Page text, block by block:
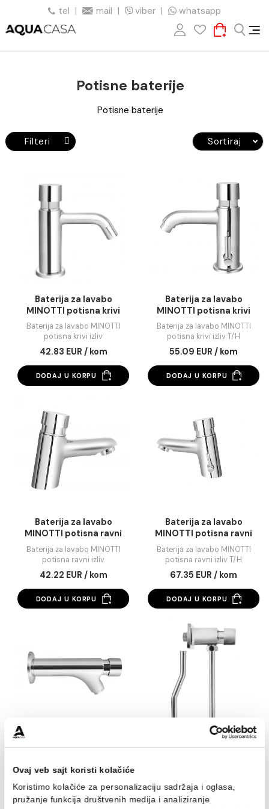
tel | mail | viber | whatsapp
Potisne baterije
Baterija za lavabo
MINOTTI potisna krivi
izliv
Baterija za lavabo MINOTTI
potisna krivi izliv
DODAJ U KORPU
Baterija za lavabo
MINOTTI potisna
izliv T/H
Baterija za lavabo
potisna krivi izliv T/H
DODAJ U KORPU
Baterija za lavabo
MINOTTI potisna ravni
izliv
Baterija za lavabo MINOTTI
DODAJ U KORPU
Baterija za lavabo
MINOTTI potisna
izliv T/H
Baterija za lavabo
potisna ravni izliv T/H
67.35 EUR / kom